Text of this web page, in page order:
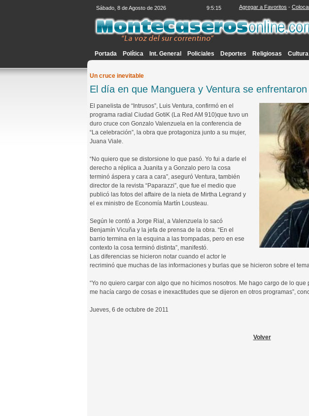
Sábado, 8 de Agosto de 2026 9:5:16 Agregar a Favoritos -
Portada Política Int. General Policiales Deportes Religiosas Cultura
Un cruce inevitable
El día en que Manguera y Ventura se
El panelista de “Intrusos”, Luis Ventura, confirmó en el
programa radial Ciudad GotiK (La Red AM 910)que tuvo un
duro cruce con Gonzalo Valenzuela en la conferencia de
“La celebración”, la obra que protagoniza junto a su mujer,
Juana Viale.
“No quiero que se distorsione lo que pasó. Yo fui a darle el
derecho a réplica a Juanita y a Gonzalo pero la cosa
terminó áspera y cara a cara”, aseguró Ventura, también
director de la revista “Paparazzi”, que fue el medio que
publicó las fotos del affaire de la nieta de Mirtha Legrand y
el ex ministro de Economía Martín Lousteau.
Según le contó a Jorge Rial, a Valenzuela lo sacó
Benjamín Vicuña y la jefa de prensa de la obra. “En el
barrio termina en la esquina a las trompadas, pero en ese
contexto la cosa terminó distinta”, manifestó.
Las diferencias se hicieron notar cuando el actor le
recriminó que muchas de las informaciones y burlas que se hicieron sobre el
“Yo no quiero cargar con algo que no hicimos nosotros. Me hago cargo de lo
me hacía cargo de cosas e inexactitudes que se dijeron en otros programas”,
Jueves, 6 de octubre de 2011
Volver